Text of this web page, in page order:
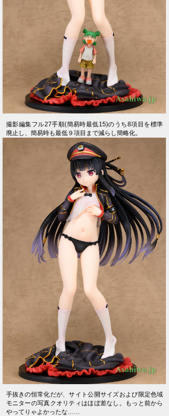
撮影編集フル27手順(簡易時最低15)のうち8項目を標準
廃止し、簡易時も最低９項目まで減らし簡略化。
手抜きの恒常化だが、サイト公開サイズおよび限定色域
モニターの写真クオリティはほぼ差なし。もっと前から
やってりゃよかったな……